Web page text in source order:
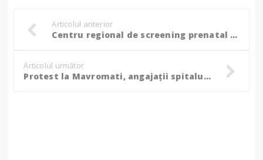
Articolul anterior
Centru regional de screening prenatal şi neonatal pentru Regiunea de Dezvoltare Nord-Est!
Articolul următor
Protest la Mavromati, angajații spitalului au intrat în grevă japoneză: ”Bani mai puțini, muncă mai multă!” – FOTO, VIDEO